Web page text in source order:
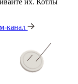
канал